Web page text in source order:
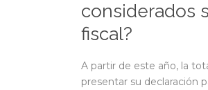
considerados
fiscal?
A partir de este año, la
presentar su declaración